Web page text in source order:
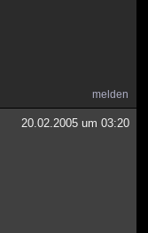
melden
20.02.2005 um 03:20